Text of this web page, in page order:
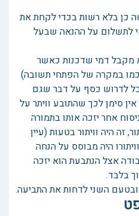
כן בלא רשות בכדי לקחת את
לתשלום על ההנאה שבעל
מקבל דמי שדכנות כאשר
במקרה של הפתחי תשובה)
לדרוש כסף על דבר שגם
סימן לכך שהתובע וויתר על
אחר יזכה אותו בתמורה
זה היה וויתור בטעות (עיין
היה מבוסס על הנחה
אצל הנתבעת הוא יזכה
בלבד.
השני לדחות את התביעה.